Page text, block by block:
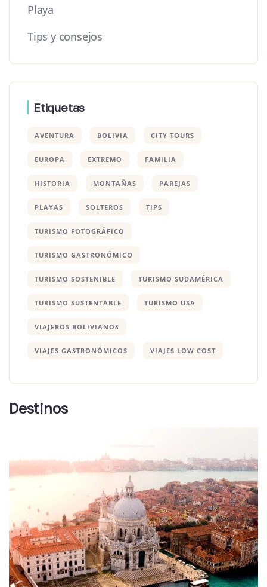
Playa
Tips y consejos
Etiquetas
AVENTURA BOLIVIA CITY TOURS
EUROPA EXTREMO FAMILIA
HISTORIA MONTAÑAS PAREJAS
PLAYAS SOLTEROS TIPS
TURISMO FOTOGRÁFICO
TURISMO GASTRONÓMICO
TURISMO SOSTENIBLE TURISMO SUDAMÉRICA
TURISMO SUSTENTABLE TURISMO USA
VIAJEROS BOLIVIANOS
VIAJES GASTRONÓMICOS VIAJES LOW COST
Destinos